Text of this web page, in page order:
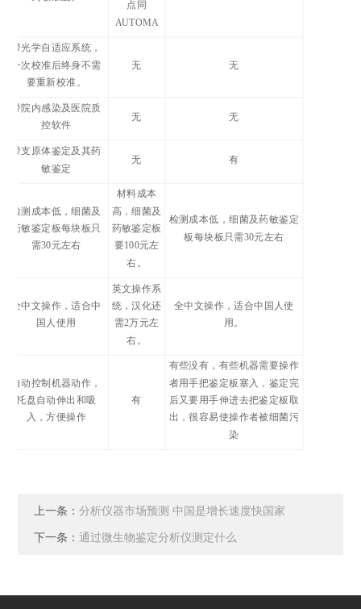
点同
AUTOMA
带光学自适应系统，
一次校准后终身不需
要重新校准。
无 无
带院内感染及医院质
控软件
无 无
带支原体鉴定及其药
敏鉴定
无 有
检测成本低，细菌及
药敏鉴定板每块板只
需30元左右
材料成本
高，细菌及
药敏鉴定板
要100元左
右。
检测成本低，细菌及药敏鉴定
板每块板只需30元左右
全中文操作，适合中
国人使用
英文操作系
统，汉化还
需2万元左
右。
全中文操作，适合中国人使
用。
自动控制机器动作，
托盘自动伸出和吸
入，方便操作
有
有些没有，有些机器需要操作
者用手把鉴定板塞入，鉴定完
后又要用手伸进去把鉴定板取
出，很容易使操作者被细菌污
染
上一条：分析仪器市场预测 中国是增长速度快国家
下一条：通过微生物鉴定分析仪测定什么